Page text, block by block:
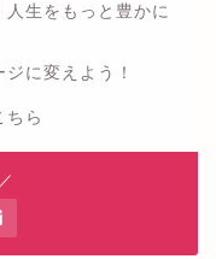
生をもっと豊かに
に変えよう！
ちら